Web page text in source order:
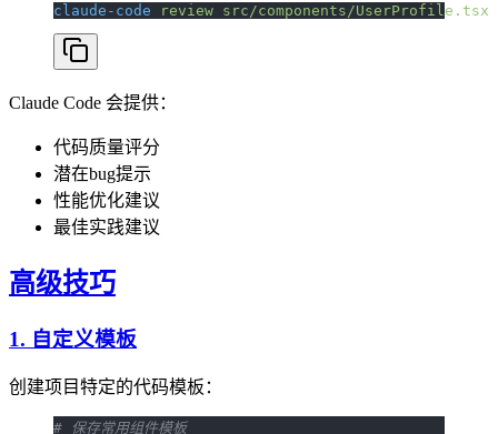
claude-code review src/components/UserProfile.tsx
Claude Code 会提供：
代码质量评分
潜在bug提示
性能优化建议
最佳实践建议
高级技巧
1. 自定义模板
创建项目特定的代码模板：
# 保存常用组件模板